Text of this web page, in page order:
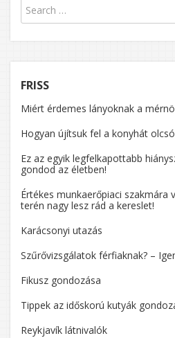
FRISS
Miért érdemes lányoknak a
Hogyan újítsuk fel a konyhát
Ez az egyik legfelkapottabb
gondod az életben!
Értékes munkaerőpiaci szakmára
terén nagy lesz rád a kereslet!
Karácsonyi utazás
Szűrővizsgálatok férfiaknak? –
Fikusz gondozása
Tippek az időskorú kutyák
Reykjavík látnivalók